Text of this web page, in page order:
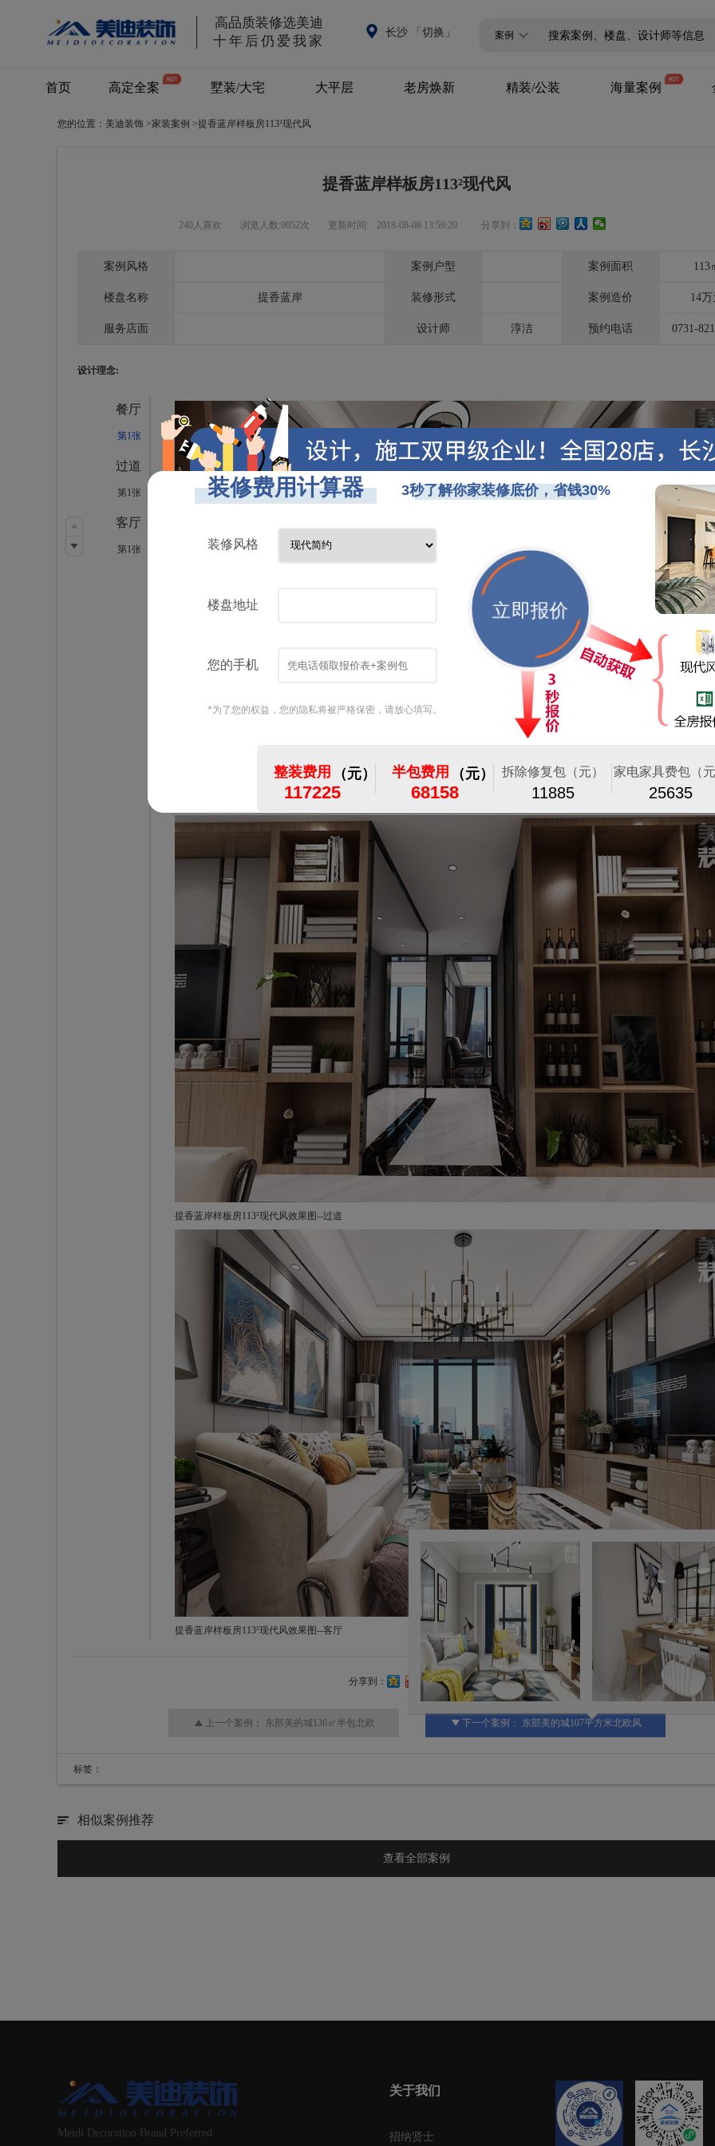
高品质装修选美迪
十年后仍爱我家
长沙 「切换」 案例
首页 高定全案 墅装/大宅
别墅/大宅
大平层 老房焕新 精装/公装 海量案例
您的位置： 美迪装饰 >家装案例 >提香蓝岸样板房113²现代风
提香蓝岸样板房113²现代风
240人喜欢 浏览人数:9052次 更新时间: 2018-08-08 13:59:20 分享到：
案例风格 案例户型 案例面积 113
楼盘名称 提香蓝岸 装修形式 案例造价 14
服务店面 设计师 淳洁 预约电话 0731-
设计理念:
餐厅
第1张
过道
第1张
客厅
第1张
提香蓝岸样板房113²现代风效果图--餐厅
提香蓝岸样板房113²现代风效果图--过道
提香蓝岸样板房113²现代风效果图--客厅
分享到：
上一个案例： 东部美的城136㎡半包北欧 下一个案例： 东部美的城107平方米北欧风
标签：
相似案例推荐
查看全部案例
Meidi Decoration Brand Preferred
关于我们
招纳贤士